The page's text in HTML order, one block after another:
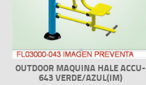
OUTDOOR MAQUINA HALE ACCU-
643 VERDE/AZUL(IM)